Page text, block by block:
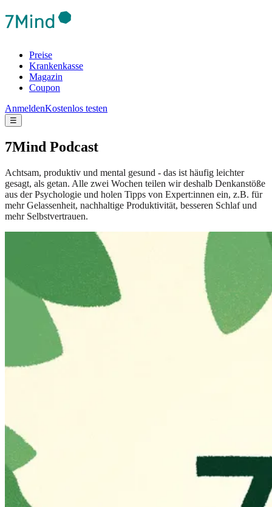
Preise
Krankenkasse
Magazin
Coupon
AnmeldenKostenlos testen
☰
7Mind Podcast
Achtsam, produktiv und mental gesund - das ist häufig leichter
gesagt, als getan. Alle zwei Wochen teilen wir deshalb Denkanstöße
aus der Psychologie und holen Tipps von Expert:innen ein, z.B. für
mehr Gelassenheit, nachhaltige Produktivität, besseren Schlaf und
mehr Selbstvertrauen.